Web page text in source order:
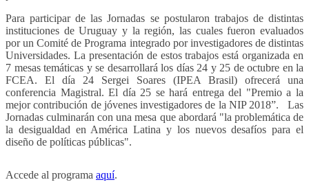
Para participar de las Jornadas se postularon trabajos de distintas
instituciones de Uruguay y la región, las cuales fueron evaluados
por un Comité de Programa integrado por investigadores de distintas
Universidades. La presentación de estos trabajos está organizada en
7 mesas temáticas y se desarrollará los días 24 y 25 de octubre en la
FCEA. El día 24 Sergei Soares (IPEA Brasil) ofrecerá una
conferencia Magistral. El día 25 se hará entrega del "Premio a la
mejor contribución de jóvenes investigadores de la NIP 2018”. Las
Jornadas culminarán con una mesa que abordará "la problemática de
la desigualdad en América Latina y los nuevos desafíos para el
diseño de políticas públicas".
Accede al programa aquí.